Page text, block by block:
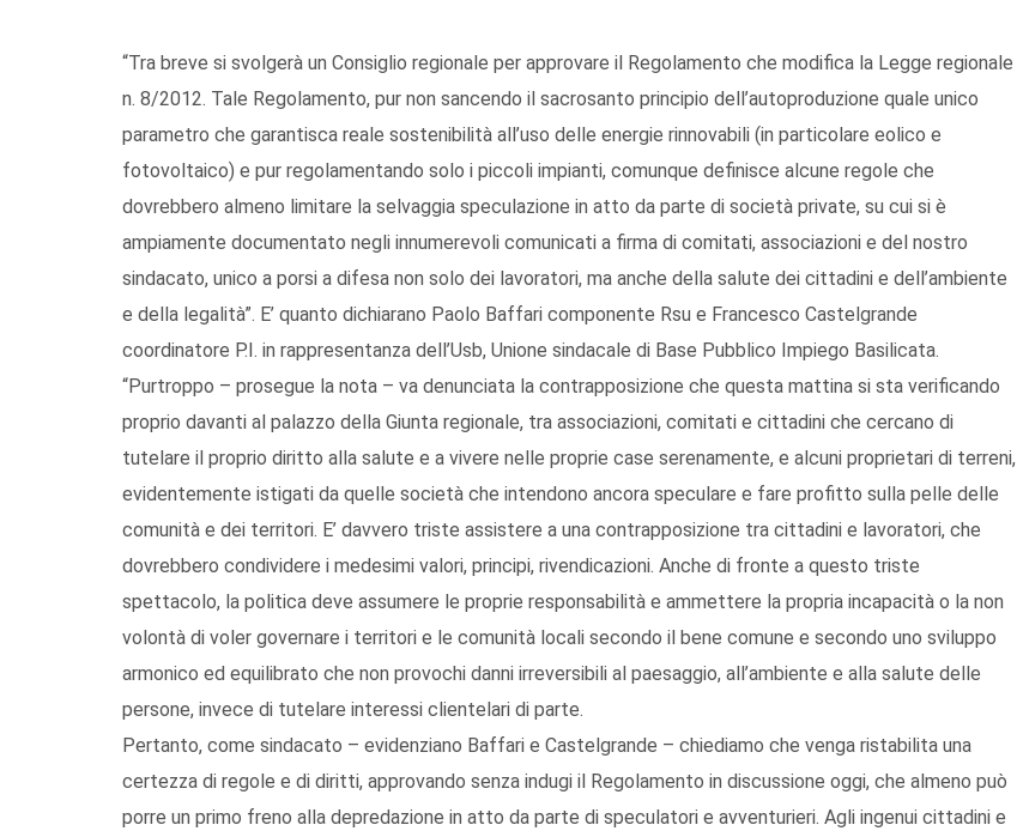
“Tra breve si svolgerà un Consiglio regionale per approvare il Regolamento che modifica la Legge regionale
n. 8/2012. Tale Regolamento, pur non sancendo il sacrosanto principio dell’autoproduzione quale unico
parametro che garantisca reale sostenibilità all’uso delle energie rinnovabili (in particolare eolico e
fotovoltaico) e pur regolamentando solo i piccoli impianti, comunque definisce alcune regole che
dovrebbero almeno limitare la selvaggia speculazione in atto da parte di società private, su cui si è
ampiamente documentato negli innumerevoli comunicati a firma di comitati, associazioni e del nostro
sindacato, unico a porsi a difesa non solo dei lavoratori, ma anche della salute dei cittadini e dell’ambiente
e della legalità”. E’ quanto dichiarano Paolo Baffari componente Rsu e Francesco Castelgrande
coordinatore P.I. in rappresentanza dell’Usb, Unione sindacale di Base Pubblico Impiego Basilicata.
“Purtroppo – prosegue la nota – va denunciata la contrapposizione che questa mattina si sta verificando
proprio davanti al palazzo della Giunta regionale, tra associazioni, comitati e cittadini che cercano di
tutelare il proprio diritto alla salute e a vivere nelle proprie case serenamente, e alcuni proprietari di terreni,
evidentemente istigati da quelle società che intendono ancora speculare e fare profitto sulla pelle delle
comunità e dei territori. E’ davvero triste assistere a una contrapposizione tra cittadini e lavoratori, che
dovrebbero condividere i medesimi valori, principi, rivendicazioni. Anche di fronte a questo triste
spettacolo, la politica deve assumere le proprie responsabilità e ammettere la propria incapacità o la non
volontà di voler governare i territori e le comunità locali secondo il bene comune e secondo uno sviluppo
armonico ed equilibrato che non provochi danni irreversibili al paesaggio, all’ambiente e alla salute delle
persone, invece di tutelare interessi clientelari di parte.
Pertanto, come sindacato – evidenziano Baffari e Castelgrande – chiediamo che venga ristabilita una
certezza di regole e di diritti, approvando senza indugi il Regolamento in discussione oggi, che almeno può
porre un primo freno alla depredazione in atto da parte di speculatori e avventurieri. Agli ingenui cittadini e